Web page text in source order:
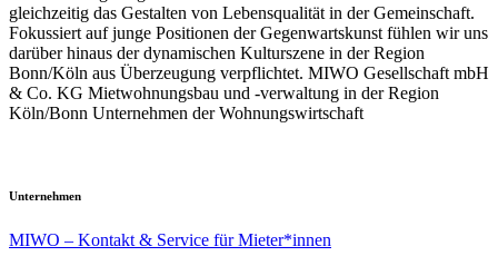
gleichzeitig das Gestalten von Lebensqualität in der Gemeinschaft.
Fokussiert auf junge Positionen der Gegenwartskunst fühlen wir uns
darüber hinaus der dynamischen Kulturszene in der Region
Bonn/Köln aus Überzeugung verpflichtet. MIWO Gesellschaft mbH
& Co. KG Mietwohnungsbau und -verwaltung in der Region
Köln/Bonn Unternehmen der Wohnungswirtschaft
Unternehmen
MIWO – Kontakt & Service für Mieter*innen